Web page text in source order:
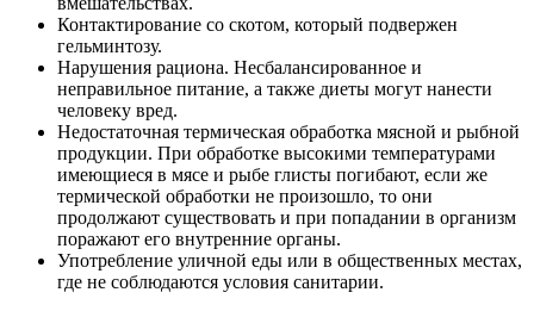
Статьи
Контакты
Контактирование со скотом, который подвержен
гельминтозу.
Нарушения рациона. Несбалансированное и
неправильное питание, а также диеты могут нанести
человеку вред.
Недостаточная термическая обработка мясной и рыбной
продукции. При обработке высокими температурами
имеющиеся в мясе и рыбе глисты погибают, если же
термической обработки не произошло, то они
продолжают существовать и при попадании в организм
поражают его внутренние органы.
Употребление уличной еды или в общественных местах,
где не соблюдаются условия санитарии.